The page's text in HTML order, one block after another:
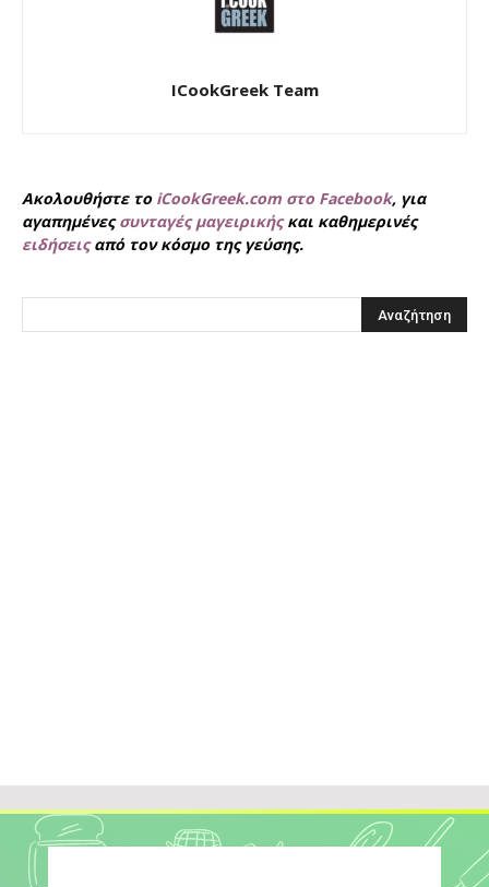
ICookGreek Team
Ακολουθήστε το iCookGreek.com στο Facebook, για
αγαπημένεςσυνταγές μαγειρικήςκαι καθημερινές
ειδήσειςαπό τον κόσμο της γεύσης.